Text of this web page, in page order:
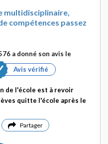
multidisciplinaire,
compétences passez
a donné son avis le
Avis vérifié
de l'école est à revoir
quitte l'école après le
Partager